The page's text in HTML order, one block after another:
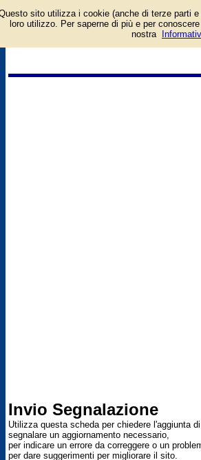
Invio Segnalazione
Utilizza questa scheda per chiedere l'aggiunta
segnalare un aggiornamento necessario,
per indicare un errore da correggere o un
per dare suggerimenti per migliorare il sito.
sito utilizza i cookie (anche di terze parti
loro utilizzo. Per saperne di più e per
nostra